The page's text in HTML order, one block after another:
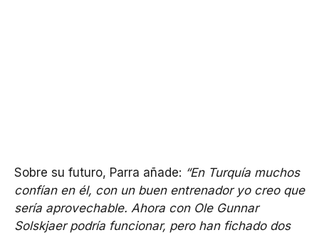
Sobre su futuro, Parra añade: “En Turquía muchos
confían en él, con un buen entrenador yo creo que
sería aprovechable. Ahora con Ole Gunnar
Solskjaer podría funcionar, pero han fichado dos